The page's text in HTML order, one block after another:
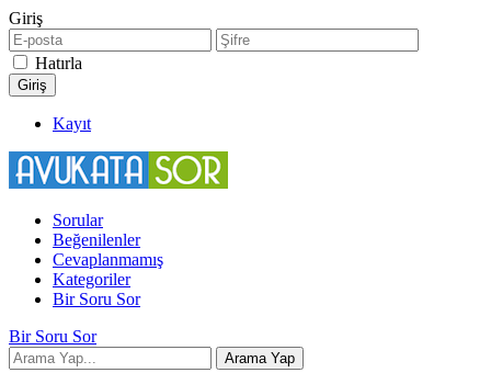
Giriş
Hatırla
Kayıt
Sorular
Beğenilenler
Cevaplanmamış
Kategoriler
Bir Soru Sor
Bir Soru Sor